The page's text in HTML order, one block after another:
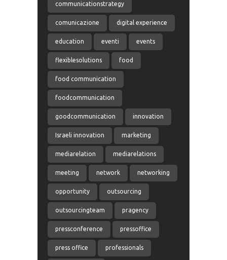
communicationstrategy
comunicazione digital experience
education eventi events
flexiblesolutions food
food communication
foodcommunication
goodcommunication innovation
Israeli innovation marketing
mediarelation mediarelations
meeting network networking
opportunity outsourcing
outsourcingteam pragency
pressconference pressoffice
press office professionals